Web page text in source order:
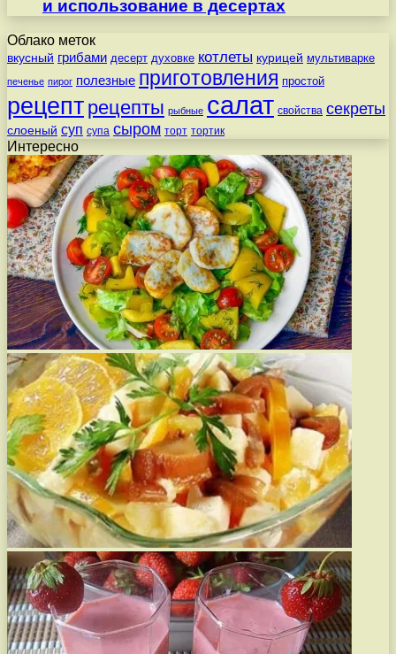
и использование в десертах
Облако меток
вкусный грибами десерт духовке котлеты курицей мультиварке
печенье пирог полезные приготовления простой
рецепт рецепты рыбные салат свойства секреты
слоеный суп супа сыром торт тортик
Интересно